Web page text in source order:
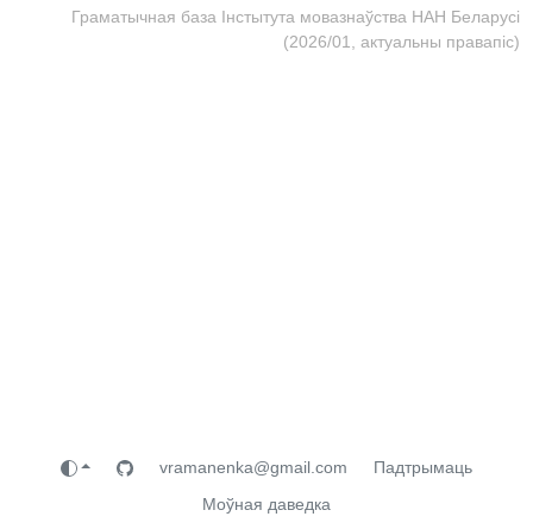
Граматычная база Інстытута мовазнаўства НАН Беларусі
(2026/01, актуальны правапіс)
vramanenka@gmail.com
Падтрымаць
Моўная даведка